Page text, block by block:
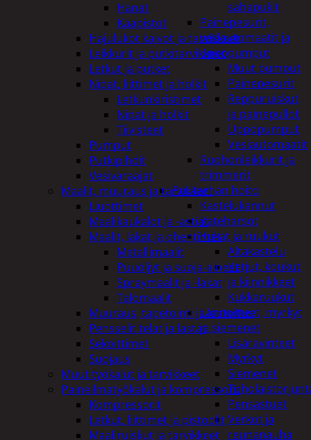
sahapukit
Painepesurit,
vesiautomaatit ja
uppopumput
Muut pumput
Painepesurit
Reppuruiskut
ja painepullot
Uppopumput
Vesiautomaatit
Ruohonleikkurit ja
trimmerit
Puutarhan hoito
Kastelukannut
Kateharsot
Kukat ja ruukut
Altakastelu
Ketjut, koukut
ja kiinnikkeet
Kukkaruukut
Lannoitteet, myrkyt
ja siemenet
Lisäravinteet
Myrkyt
Siemenet
Pensastuet
Verkot ja
reunanauha
Hanat
Kaapistot
Hajulukot kaivot ja tarvikkeet
Leikkurit ja putkitarvikkeet
Letkut ja putket
Nipat, liittimet ja holkit
Letkunkiristimet
Nipat ja holkit
Tiivisteet
Pumput
Putkipihdit
Vesivaraajat
Maalit, muuraus ja tarvikkeet
Liuottimet
Maalikaukalot ja -astiat
Maalit, lakat ja ohentimet
Metallimaalit
Puuöljyt ja suoja-aineet
Spraymaalit ja -lakat
Talomaalit
Muuraus, tapetointi ja laatoitus
Pensselit telat ja lastat
Sekoittimet
Suojaus
Muut työkalut ja tarvikkeet
Paineilmatyökalut ja kompressorit
Kompressorit
Letkut, liittimet ja pistoolit
Maaliruiskut ja tarvikkeet